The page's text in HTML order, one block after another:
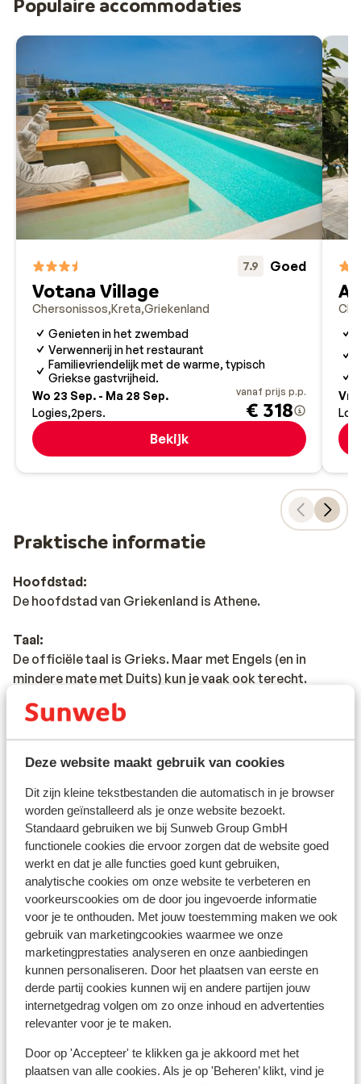
Deze website maakt gebruik van cookies
Dit zijn kleine tekstbestanden die automatisch in je browser
worden geïnstalleerd als je onze website bezoekt.
Standaard gebruiken we bij Sunweb Group GmbH
functionele cookies die ervoor zorgen dat de website goed
werkt en dat je alle functies goed kunt gebruiken,
analytische cookies om onze website te verbeteren en
voorkeurscookies om de door jou ingevoerde informatie
voor je te onthouden. Met jouw toestemming maken we ook
gebruik van marketingcookies waarmee we onze
marketingprestaties analyseren en onze aanbiedingen
kunnen personaliseren. Door het plaatsen van eerste en
derde partij cookies kunnen wij en andere partijen jouw
internetgedrag volgen om zo onze inhoud en advertenties
relevanter voor je te maken.
Door op 'Accepteer' te klikken ga je akkoord met het
plaatsen van alle cookies. Als je op 'Beheren’ klikt, vind je
Populaire accommodaties
7.9 Goed
Votana Village
Chersonissos Kreta Griekenland
Genieten in het zwembad
Verwennerij in het restaurant
Familievriendelijk met de warme, typisch
Griekse gastvrijheid.
Wo 23 Sep. - Ma 28 Sep.
Logies 2pers.
vanaf prijs p.p.
€ 318
Bekijk
Vr
Praktische informatie
Hoofdstad:
De hoofdstad van Griekenland is Athene.
Taal:
De officiële taal is Grieks. Maar met Engels (en in
mindere mate met Duits) kun je vaak ook terecht.
Tijd:
In Griekenland is het één uur later dan in Nederland.
De officiële munteenheid is de euro. Op alle Griekse
eilanden kun je pinnen. In de toeristische (bad)plaatsen
vind je veelal meerdere pinautomaten. Wil je betalen
met een credit card? Ook deze worden op veel plaatsen
geaccepteerd.
Voltage:
Het voltage is net als in Nederland 220 volt. Je hebt
geen verloopstekker nodig.
Reisdocumenten:
Je dient in het bezit te zijn van een geldig paspoort of
een geldige identiteitskaart.
Heb je niet de Nederlandse nationaliteit, dan is het
belangrijk om na te vragen of er andere regels van